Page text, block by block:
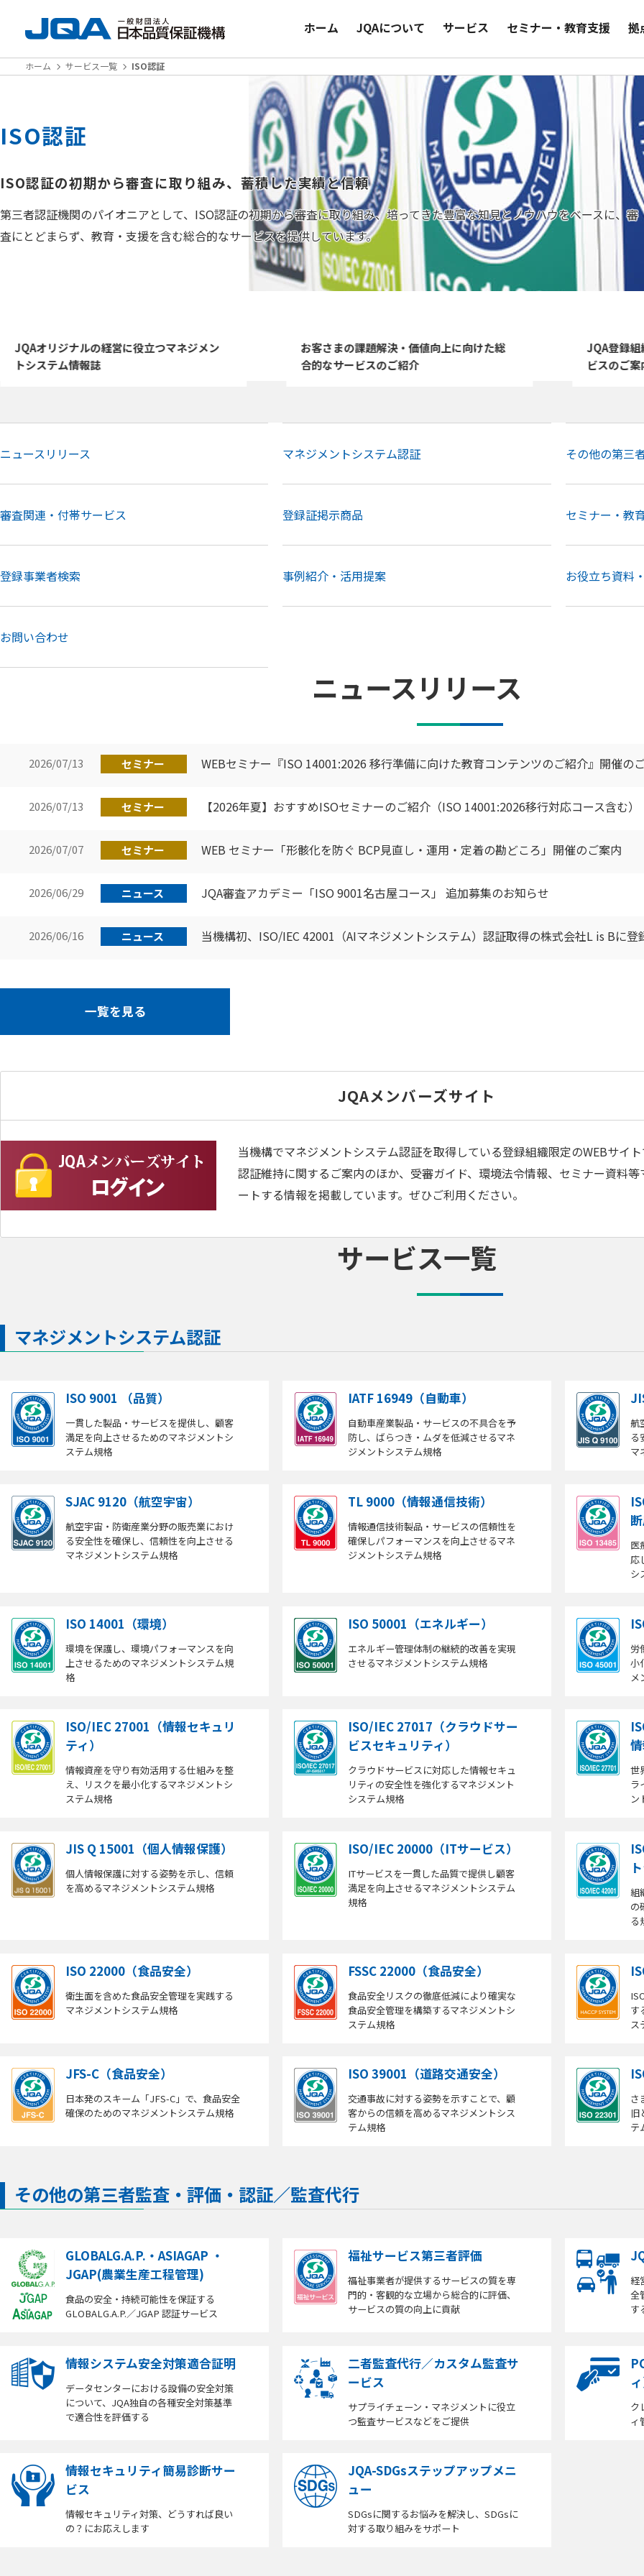
ホーム JQAについて サービス セミナー・教育支援 拠
ホーム サービス一覧 ISO認証
ISO認証
ISO認証の初期から審査に取り組み、蓄積した実績と信頼
第三者認証機関のパイオニアとして、ISO認証の初期から審査に取り組み、培ってきた豊富な知見とノウハウをベースに、審
査にとどまらず、教育・支援を含む総合的なサービスを提供しています。
お客さまの課題解決・価値向上に向けた総
合的なサービスのご紹介
JQA登録組織に向けた各種サポートやサー
ビスのご案内
JQAの審
替えを検
ニュースリリース マネジメントシステム認証 その他の第三
審査関連・付帯サービス 登録証掲示商品 セミナー・教
登録事業者検索 事例紹介・活用提案 お役立ち資料
お問い合わせ
ニュースリリース
2026/07/13 セミナー WEBセミナー『ISO 14001:2026 移行準備に向けた教育コンテンツのご紹介』開催の
2026/07/13 セミナー 【2026年夏】おすすめISOセミナーのご紹介（ISO 14001:2026移行対応コース含む）
2026/07/07 セミナー WEB セミナー「形骸化を防ぐ BCP見直し・運用・定着の勘どころ」開催のご案内
2026/06/29 ニュース JQA審査アカデミー「ISO 9001名古屋コース」 追加募集のお知らせ
2026/06/16 ニュース 当機構初、ISO/IEC 42001（AIマネジメントシステム）認証取得の株式会社L is Bに登
一覧を見る
JQAメンバーズサイト
当機構でマネジメントシステム認証を取得している登録組織限定のWEBサイト
認証維持に関するご案内のほか、受審ガイド、環境法令情報、セミナー資料
ートする情報を掲載しています。ぜひご利用ください。
サービス一覧
マネジメントシステム認証
ISO 9001 （品質）
一貫した製品・サービスを提供し、顧客
満足を向上させるためのマネジメントシ
ステム規格
IATF 16949（自動車）
自動車産業製品・サービスの不具合を予
防し、ばらつき・ムダを低減させるマネ
ジメントシステム規格
航
る
マ
SJAC 9120（航空宇宙）
航空宇宙・防衛産業分野の販売業におけ
る安全性を確保し、信頼性を向上させる
マネジメントシステム規格
TL 9000（情報通信技術）
情報通信技術製品・サービスの信頼性を
確保しパフォーマンスを向上させるマネ
ジメントシステム規格
医
応
シ
ISO 14001（環境）
環境を保護し、環境パフォーマンスを向
上させるためのマネジメントシステム規
格
ISO 50001（エネルギー）
エネルギー管理体制の継続的改善を実現
させるマネジメントシステム規格
労
小
メ
ISO/IEC 27001（情報セキュリ
ティ）
情報資産を守り有効活用する仕組みを整
え、リスクを最小化するマネジメントシ
ステム規格
ISO/IEC 27017（クラウドサー
ビスセキュリティ）
クラウドサービスに対応した情報セキュ
リティの安全性を強化するマネジメント
システム規格
情
世
ラ
ン
JIS Q 15001（個人情報保護）
個人情報保護に対する姿勢を示し、信頼
を高めるマネジメントシステム規格
ISO/IEC 20000（ITサービス）
ITサービスを一貫した品質で提供し顧客
満足を向上させるマネジメントシステム
規格
組
の
る
ISO 22000（食品安全）
衛生面を含めた食品安全管理を実践する
マネジメントシステム規格
FSSC 22000（食品安全）
食品安全リスクの徹底低減により確実な
食品安全管理を構築するマネジメントシ
ステム規格
す
ス
JFS-C（食品安全）
日本発のスキーム「JFS-C」で、食品安全
確保のためのマネジメントシステム規格
ISO 39001（道路交通安全）
交通事故に対する姿勢を示すことで、顧
客からの信頼を高めるマネジメントシス
テム規格
さ
旧
テ
その他の第三者監査・評価・認証／監査代行
GLOBALG.A.P.・ASIAGAP ・
JGAP(農業生産工程管理)
食品の安全・持続可能性を保証する
GLOBALG.A.P.／JGAP 認証サービス
福祉サービス第三者評価
福祉事業者が提供するサービスの質を専
門的・客観的な立場から総合的に評価、
サービスの質の向上に貢献
経
全
す
情報システム安全対策適合証明
データセンターにおける設備の安全対策
について、JQA独自の各種安全対策基準
で適合性を評価する
二者監査代行／カスタム監査サ
ービス
サプライチェーン・マネジメントに役立
つ監査サービスなどをご提供
ィ
ク
ィ
情報セキュリティ簡易診断サー
ビス
情報セキュリティ対策、どうすれば良い
の？にお応えします
JQA-SDGsステップアップメニ
ュー
SDGsに関するお悩みを解決し、SDGsに
対する取り組みをサポート